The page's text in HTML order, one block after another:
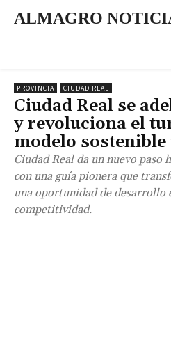
ALMAGRO
PROVINCIA CIUDAD REAL
Ciudad Real se
y revoluciona el
modelo
Ciudad Real da un nuevo
con una guía pionera que
una oportunidad de desarrollo
competitividad.